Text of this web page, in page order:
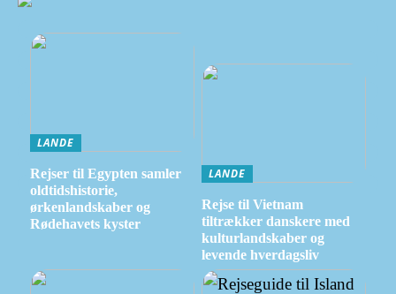
LANDE
Rejser til Egypten samler
oldtidshistorie,
ørkenlandskaber og
Rødehavets kyster
LANDE
Rejse til Vietnam
tiltrækker danskere med
kulturlandskaber og
levende hverdagsliv